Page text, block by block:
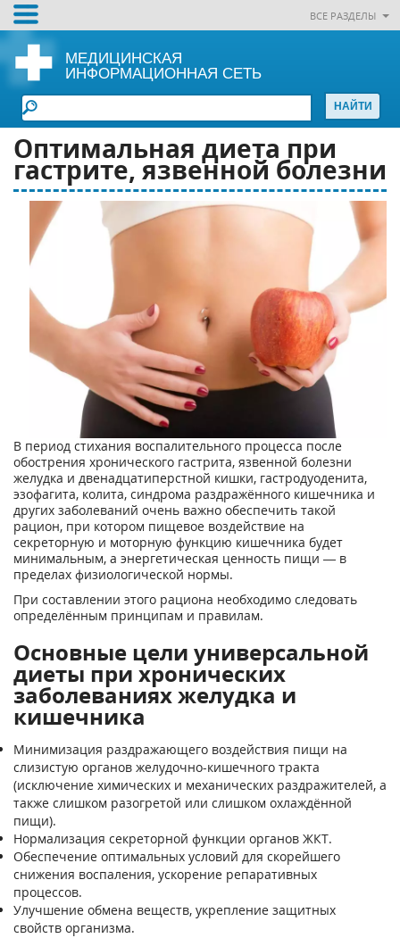
ВСЕ РАЗДЕЛЫ
МЕДИЦИНСКАЯ
ИНФОРМАЦИОННАЯ СЕТЬ
Оптимальная диета при
гастрите, язвенной болезни
В период стихания воспалительного процесса после
обострения хронического гастрита, язвенной болезни
желудка и двенадцатиперстной кишки, гастродуоденита,
эзофагита, колита, синдрома раздражённого кишечника и
других заболеваний очень важно обеспечить такой
рацион, при котором пищевое воздействие на
секреторную и моторную функцию кишечника будет
минимальным, а энергетическая ценность пищи — в
пределах физиологической нормы.
При составлении этого рациона необходимо следовать
определённым принципам и правилам.
Основные цели универсальной
диеты при хронических
заболеваниях желудка и
кишечника
Минимизация раздражающего воздействия пищи на
слизистую органов желудочно-кишечного тракта
(исключение химических и механических раздражителей, а
также слишком разогретой или слишком охлаждённой
пищи).
Нормализация секреторной функции органов ЖКТ.
Обеспечение оптимальных условий для скорейшего
снижения воспаления, ускорение репаративных
процессов.
Улучшение обмена веществ, укрепление защитных
свойств организма.